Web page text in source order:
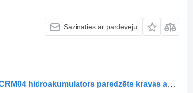
Sazināties ar pārdevēju
Zettelmeyer Occ hydraulische acumulator 34CRM04 hidroakumulators paredzēts kravas automašīnas